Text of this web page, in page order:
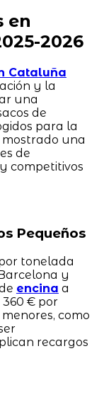
en
2026
Cataluña
y la
una
de
para la
una
de
competitivos
Pequeños
tonelada
y
encina a
€ por
como
recargos